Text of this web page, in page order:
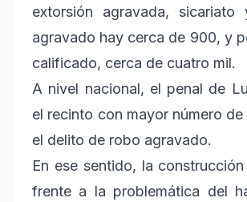
extorsión agravada, sicariato
agravado hay cerca de 900, y
calificado, cerca de cuatro mil.
A nivel nacional, el penal de
el recinto con mayor número
el delito de robo agravado.
En ese sentido, la
frente a la problemática del